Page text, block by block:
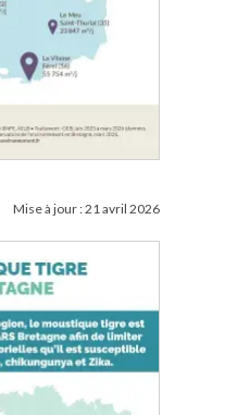
Mise à jour :21 avril 2026